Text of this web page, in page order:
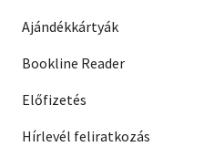
Ajándékkártyák
Bookline Reader
Előfizetés
Hírlevél feliratkozás